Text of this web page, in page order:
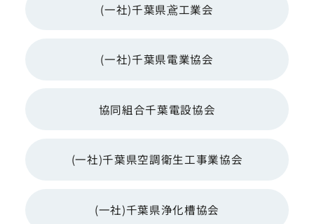
(一社)千葉県鳶工業会
(一社)千葉県電業協会
協同組合千葉電設協会
(一社)千葉県空調衛生工事業協会
(一社)千葉県浄化槽協会